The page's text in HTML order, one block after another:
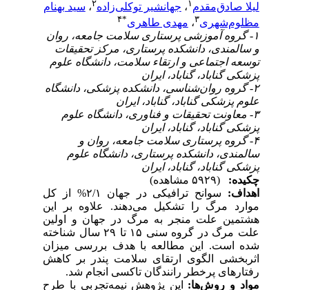
لیلا صادق‌مقدم ،جهانشیر توکلی‌زاده ،سید بهنام
مظلوم‌شهری ،مهدی طاهری ۴
۱- گروه آموزشی پرستاری سلامت جامعه، روان
و سالمندی، دانشکده پرستاری، مرکز تحقیقات
توسعه اجتماعی و ارتقاء سلامت، دانشگاه علوم‌
پزشکی گناباد، گناباد، ایران
۲- گروه روان‌شناسی، دانشکده پزشکی، دانشگاه
علوم‌ پزشکی گناباد، گناباد، ایران
۳- معاونت تحقیقات و فناوری، دانشگاه علوم
‌پزشکی گناباد، گناباد، ایران
۴- گروه پرستاری سلامت جامعه، روان و
سالمندی، دانشکده پرستاری، دانشگاه علوم
‌پزشکی گناباد، گناباد، ایران
چکیده:
اهداف:
سوانح ترافیکی در جهان ۲/۱% از کل
موارد مرگ را تشکیل می‌دهند. علاوه بر این
هشتمین علت منجر به مرگ در جهان و اولین
علت مرگ در گروه سنی ۱۵ تا ۲۹ سال شناخته
شده است. این مطالعه با هدف بررسی میزان
اثربخشی الگوی ارتقای سلامت پندر بر کاهش
رفتارهای پر‌خطر رانندگان تاکسی‌ انجام شد.
مواد وروش‌ها:این پژوهش نیمه‌تجربی با طرح